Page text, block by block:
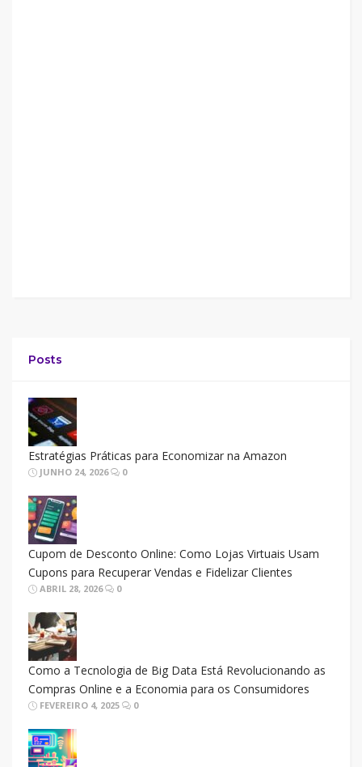
Posts
Estratégias Práticas para Economizar na Amazon
JUNHO 24, 2026 0
Cupom de Desconto Online: Como Lojas Virtuais Usam
Cupons para Recuperar Vendas e Fidelizar Clientes
ABRIL 28, 2026 0
Como a Tecnologia de Big Data Está Revolucionando as
Compras Online e a Economia para os Consumidores
FEVEREIRO 4, 2025 0